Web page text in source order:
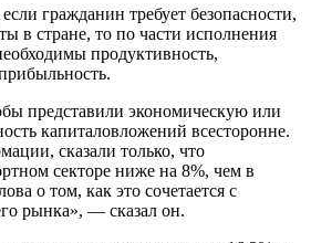
гражданин требует безопасности,
в стране, то по части исполнения
продуктивность,
представили экономическую или
капиталовложений всесторонне.
сказали только, что
секторе ниже на 8%, чем в
о том, как это сочетается с
рынка», — сказал он.